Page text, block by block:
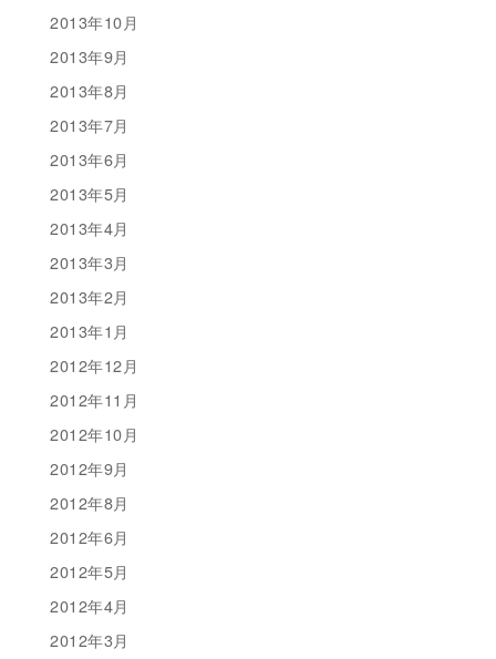
2013年10月
2013年9月
2013年8月
2013年7月
2013年6月
2013年5月
2013年4月
2013年3月
2013年2月
2013年1月
2012年12月
2012年11月
2012年10月
2012年9月
2012年8月
2012年6月
2012年5月
2012年4月
2012年3月